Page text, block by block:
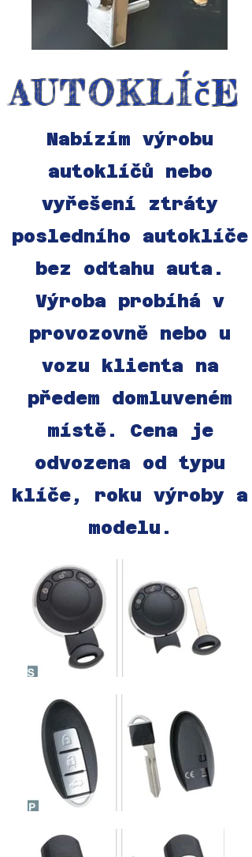
AUTOKLÍčE
Nabízím výrobu
autoklíčů nebo
vyřešení ztráty
posledního autoklíče
bez odtahu auta.
Výroba probíhá v
provozovně nebo u
vozu klienta na
předem domluveném
místě. Cena je
odvozena od typu
klíče, roku výroby a
modelu.